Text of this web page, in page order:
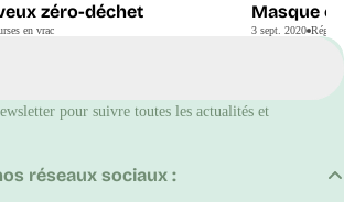
zéro-déchet
en vrac DIY
Masque
3 sept. 2020 Régis
pour suivre toutes les actualités et
réseaux sociaux :